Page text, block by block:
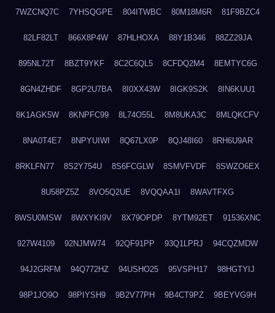
7WZCNQ7C 7YHSQGPE 804ITWBC 80M18M6R 81F9BZC4
82LF82LT 866X8P4W 87HLHOXA 88Y1B346 88ZZ29JA
895NL72T 8BZT9YKF 8C2C6QL5 8CFDQ2M4 8EMTYC6G
8GN4ZHDF 8GP2U7BA 8I0XX43W 8IGK9S2K 8IN6KUU1
8K1AGK5W 8KNPFC99 8L74O55L 8M8UKA3C 8MLQKCFV
8NA0T4E7 8NPYUIWI 8Q67LX0P 8QJ48I60 8RH6U9AR
8RKLFN77 8S2Y754U 8S6FCGLW 8SMVFVDF 8SWZO6EX
8U58PZ5Z 8VO5Q2UE 8VQQAA1I 8WAVTFXG
8WSU0MSW 8WXYKI9V 8X79OPDP 8YTM92ET 91536XNC
927W4109 92NJMW74 92QF91PP 93Q1LPRJ 94CQZMDW
94J2GRFM 94Q772HZ 94USHO25 95VSPH17 98HGTYIJ
98P1JO9O 98PIYSH9 9B2V77PH 9B4CT9PZ 9BEYVG9H